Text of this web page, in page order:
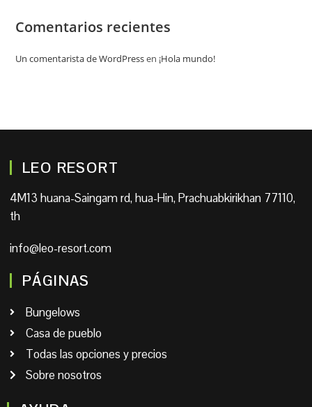
Comentarios recientes
Un comentarista de WordPressen ¡Hola mundo!
LEO RESORT
4M13 huana-Saingam rd, hua-Hin, Prachuabkirikhan 77110,
th
info@leo-resort.com
PÁGINAS
Bungelows
Casa de pueblo
Todas las opciones y precios
Sobre nosotros